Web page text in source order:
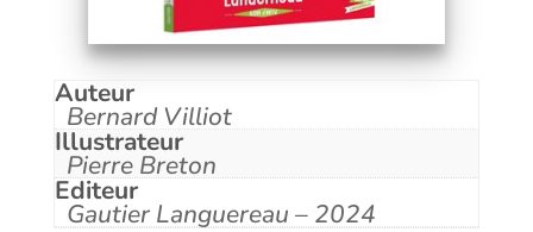
Auteur
Bernard Villiot
Illustrateur
Pierre Breton
Editeur
Gautier Languereau – 2024